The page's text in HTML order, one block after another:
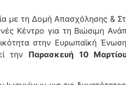
τη Δομή Απασχόλησης &
Κέντρο για τη Βιώσιμη
στην Ευρωπαϊκή
την Παρασκευή 10